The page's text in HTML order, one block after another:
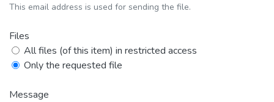
This email address is used for sending the file.
Files
All files (of this item) in restricted access
Only the requested file
Message